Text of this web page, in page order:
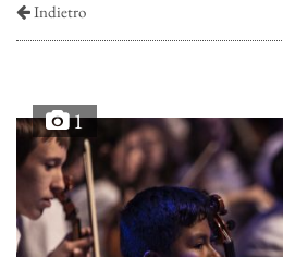
Indietro
1